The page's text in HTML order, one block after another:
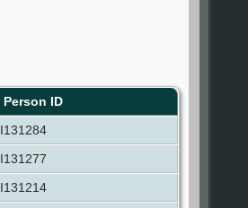
Person ID
I131284
I131277
I131214